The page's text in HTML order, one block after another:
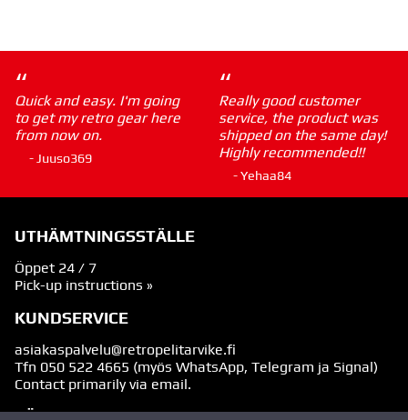
“
Quick and easy. I'm going
to get my retro gear here
from now on.
- Juuso369
“
Really good customer
service, the product was
shipped on the same day!
Highly recommended!!
- Yehaa84
UTHÄMTNINGSSTÄLLE
Öppet 24 / 7
Pick-up instructions »
KUNDSERVICE
asiakaspalvelu@retropelitarvike.fi
Tfn 050 522 4665 (myös WhatsApp, Telegram ja Signal)
Contact primarily via email.